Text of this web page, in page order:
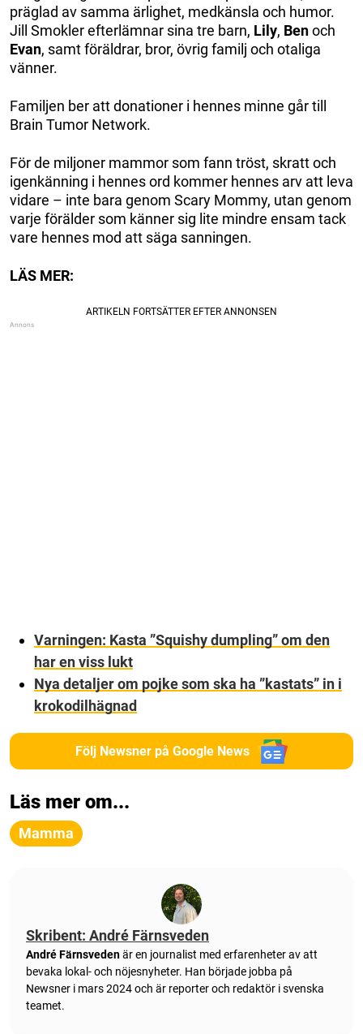
präglad av samma ärlighet, medkänsla och humor.
Jill Smokler efterlämnar sina tre barn, Lily, Benoch
Evan, samt föräldrar, bror, övrig familj och otaliga
vänner.
Familjen ber att donationer i hennes minne går till
Brain Tumor Network.
För de miljoner mammor som fann tröst, skratt och
igenkänning i hennes ord kommer hennes arv att leva
vidare – inte bara genom Scary Mommy, utan genom
varje förälder som känner sig lite mindre ensam tack
vare hennes mod att säga sanningen.
LÄS MER:
Varningen: Kasta ”Squishy dumpling” om den
har en viss lukt
Nya detaljer om pojke som ska ha ”kastats” in i
krokodilhägnad
Följ Newsner på Google News
Läs mer om...
Mamma
Skribent: André Färnsveden
André Färnsvedenär en journalist med erfarenheter av att
bevaka lokal- och nöjesnyheter. Han började jobba på
Newsner i mars 2024 och är reporter och redaktör i svenska
teamet.